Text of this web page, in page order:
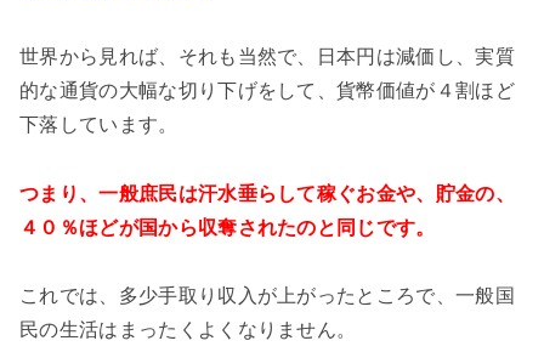
世界から見れば、それも当然で、日本円は減価し、実質
的な通貨の大幅な切り下げをして、貨幣価値が４割ほど
下落しています。
つまり、一般庶民は汗水垂らして稼ぐお金や、貯金の、
４０％ほどが国から収奪されたのと同じです。
これでは、多少手取り収入が上がったところで、一般国
民の生活はまったくよくなりません。